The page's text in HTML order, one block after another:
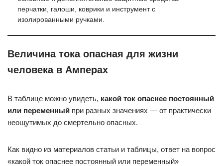
перчатки, галоши, коврики и инструмент с
изолированными ручками.
Величина тока опасная для жизни
человека в Амперах
В таблице можно увидеть, какой ток опаснее постоянный
или переменный при разных значениях — от практически
неощутимых до смертельно опасных.
Как видно из материалов статьи и таблицы, ответ на вопрос
«какой ток опаснее постоянный или переменный»